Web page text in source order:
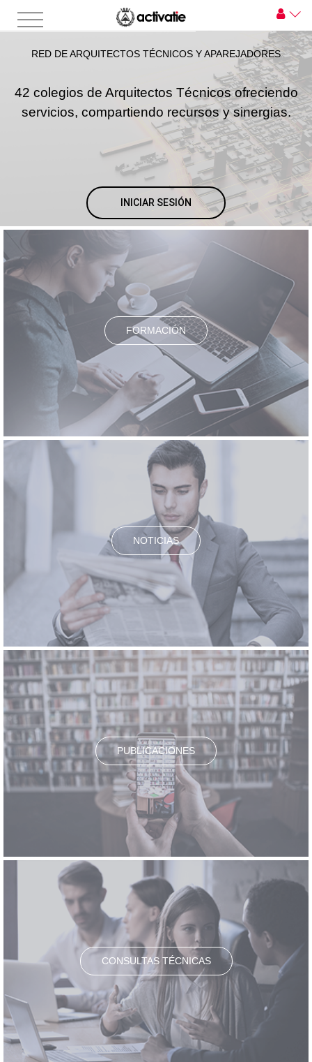
RED DE ARQUITECTOS TÉCNICOS Y APAREJADORES
42 colegios de Arquitectos Técnicos ofreciendo
servicios, compartiendo recursos y sinergias.
INICIAR SESIÓN
FORMACIÓN
NOTICIAS
PUBLICACIONES
CONSULTAS TÉCNICAS